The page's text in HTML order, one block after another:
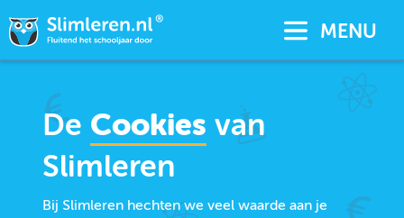
MENU
De Cookies van
Slimleren
Bij Slimleren hechten we veel waarde aan je